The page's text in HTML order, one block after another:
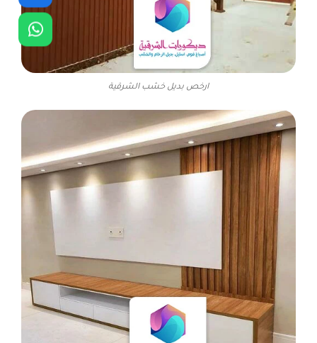
ارخص بديل خشب الشرقية